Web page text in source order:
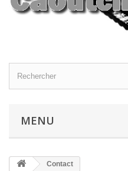
MENU
Contact